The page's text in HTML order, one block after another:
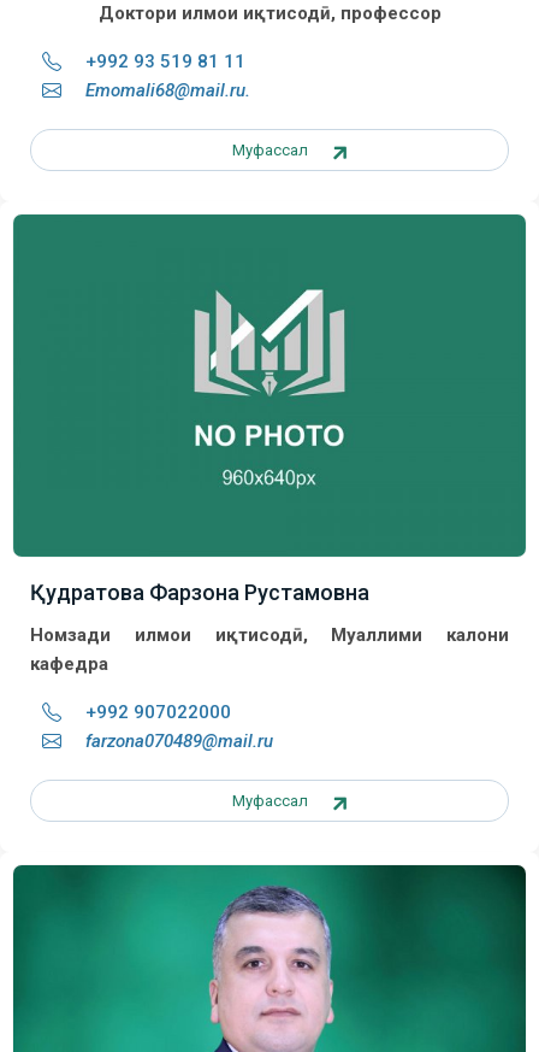
Доктори илмҳои иқтисодӣ, профессор
+992 93 519 81 11
Emomali68@mail.ru.
Муфассал
Қудратова Фарзона Рустамовна
Номзади илмҳои иқтисодӣ, Муаллими калони
кафедра
+992 907022000
farzona070489@mail.ru
Муфассал